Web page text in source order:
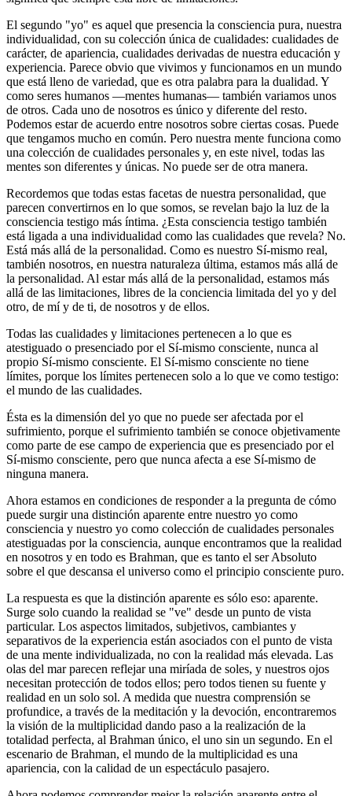
El segundo "yo" es aquel que presencia la consciencia pura, nuestra
individualidad, con su colección única de cualidades: cualidades de
carácter, de apariencia, cualidades derivadas de nuestra educación y
experiencia. Parece obvio que vivimos y funcionamos en un mundo
que está lleno de variedad, que es otra palabra para la dualidad. Y
como seres humanos ―mentes humanas― también variamos unos
de otros. Cada uno de nosotros es único y diferente del resto.
Podemos estar de acuerdo entre nosotros sobre ciertas cosas. Puede
que tengamos mucho en común. Pero nuestra mente funciona como
una colección de cualidades personales y, en este nivel, todas las
mentes son diferentes y únicas. No puede ser de otra manera.
Recordemos que todas estas facetas de nuestra personalidad, que
parecen convertirnos en lo que somos, se revelan bajo la luz de la
consciencia testigo más íntima. ¿Esta consciencia testigo también
está ligada a una individualidad como las cualidades que revela? No.
Está más allá de la personalidad. Como es nuestro Sí-mismo real,
también nosotros, en nuestra naturaleza última, estamos más allá de
la personalidad. Al estar más allá de la personalidad, estamos más
allá de las limitaciones, libres de la conciencia limitada del yo y del
otro, de mí y de ti, de nosotros y de ellos.
Todas las cualidades y limitaciones pertenecen a lo que es
atestiguado o presenciado por el Sí-mismo consciente, nunca al
propio Sí-mismo consciente. El Sí-mismo consciente no tiene
límites, porque los límites pertenecen solo a lo que ve como testigo:
el mundo de las cualidades.
Ésta es la dimensión del yo que no puede ser afectada por el
sufrimiento, porque el sufrimiento también se conoce objetivamente
como parte de ese campo de experiencia que es presenciado por el
Sí-mismo consciente, pero que nunca afecta a ese Sí-mismo de
ninguna manera.
Ahora estamos en condiciones de responder a la pregunta de cómo
puede surgir una distinción aparente entre nuestro yo como
consciencia y nuestro yo como colección de cualidades personales
atestiguadas por la consciencia, aunque encontramos que la realidad
en nosotros y en todo es Brahman, que es tanto el ser Absoluto
sobre el que descansa el universo como el principio consciente puro.
La respuesta es que la distinción aparente es sólo eso: aparente.
Surge solo cuando la realidad se "ve" desde un punto de vista
particular. Los aspectos limitados, subjetivos, cambiantes y
separativos de la experiencia están asociados con el punto de vista
de una mente individualizada, no con la realidad más elevada. Las
olas del mar parecen reflejar una miríada de soles, y nuestros ojos
necesitan protección de todos ellos; pero todos tienen su fuente y
realidad en un solo sol. A medida que nuestra comprensión se
profundice, a través de la meditación y la devoción, encontraremos
la visión de la multiplicidad dando paso a la realización de la
totalidad perfecta, al Brahman único, el uno sin un segundo. En el
escenario de Brahman, el mundo de la multiplicidad es una
apariencia, con la calidad de un espectáculo pasajero.